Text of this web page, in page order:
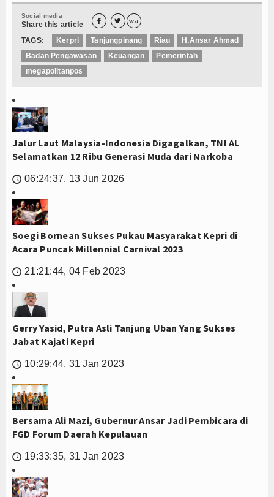
Social media
Share this article   wa
TAGS: Kerpri Tanjungpinang Riau
H.Ansar Ahmad
Badan Pengawasan
Keuangan
Pemerintah
megapolitanpos
Jalur Laut Malaysia-Indonesia Digagalkan, TNI AL
Selamatkan 12 Ribu Generasi Muda dari Narkoba
🕔 06:24:37, 13 Jun 2026
Soegi Bornean Sukses Pukau Masyarakat Kepri di
Acara Puncak Millennial Carnival 2023
🕔 21:21:44, 04 Feb 2023
Gerry Yasid, Putra Asli Tanjung Uban Yang Sukses
Jabat Kajati Kepri
🕔 10:29:44, 31 Jan 2023
Bersama Ali Mazi, Gubernur Ansar Jadi Pembicara di
FGD Forum Daerah Kepulauan
🕔 19:33:35, 31 Jan 2023